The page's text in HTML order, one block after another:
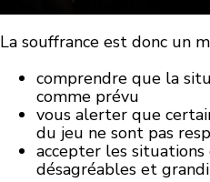
La souffrance est donc un
comprendre que la
comme prévu
vous alerter que
du jeu ne sont pas
accepter les
désagréables et